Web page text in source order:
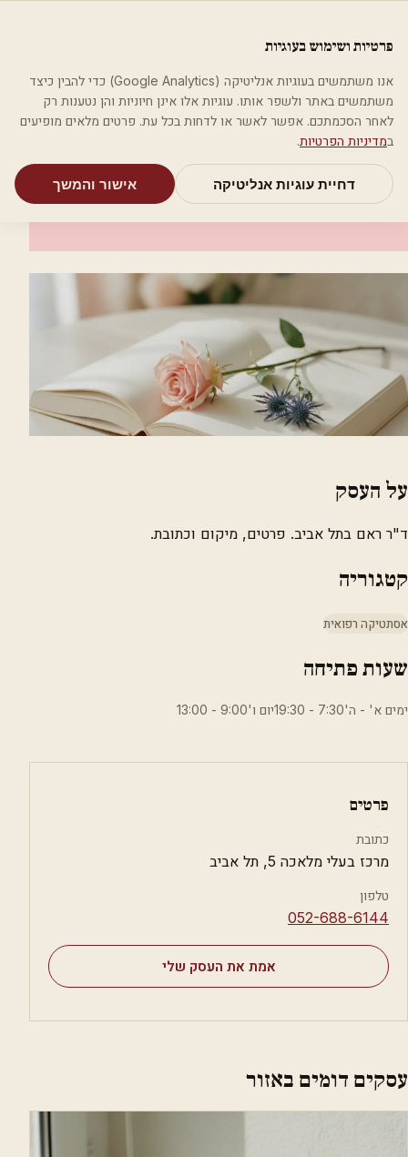
מאמריםקטגוריותחיפושאודות
בית קטגוריות אסתטיקה רפואית ד"ר ראם
אסתטיקה רפואית
ד"ר ראם
על העסק
ד"ר ראם בתל אביב. פרטים, מיקום וכתובת.
קטגוריה
אסתטיקה רפואית
שעות פתיחה
ימים א' - ה'7:30 - 19:30יום ו'9:00 - 13:00
פרטים
כתובת
מרכז בעלי מלאכה 5, תל אביב
טלפון
⁦052-688-6144⁩
אמת את העסק שלי
עסקים דומים באזור
פרטיות ושימוש בעוגיות
אנו משתמשים בעוגיות אנליטיקה (Google Analytics) כדי להבין כיצד
משתמשים באתר ולשפר אותו. עוגיות אלו אינן חיוניות והן נטענות רק
לאחר הסכמתכם. אפשר לאשר או לדחות בכל עת. פרטים מלאים מופיעים
במדיניות הפרטיות.
דחיית עוגיות אנליטיקה אישור והמשך